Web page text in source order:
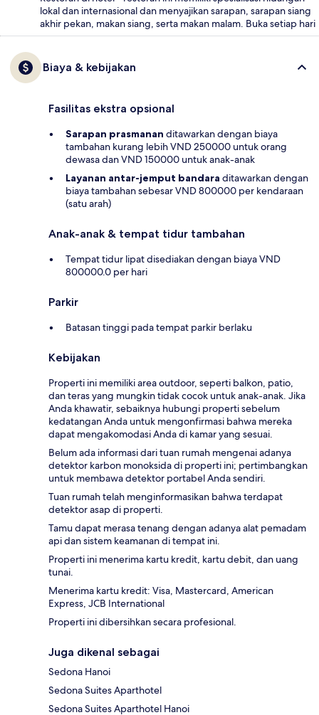
lokal dan internasional dan menyajikan sarapan, sarapan siang
akhir pekan, makan siang, serta makan malam. Buka setiap hari
Biaya & kebijakan
Fasilitas ekstra opsional
Sarapan prasmanan ditawarkan dengan biaya
tambahan kurang lebih VND 250000 untuk orang
dewasa dan VND 150000 untuk anak-anak
Layanan antar-jemput bandara ditawarkan dengan
biaya tambahan sebesar VND 800000 per kendaraan
(satu arah)
Anak-anak & tempat tidur tambahan
Tempat tidur lipat disediakan dengan biaya VND
800000.0 per hari
Parkir
Batasan tinggi pada tempat parkir berlaku
Kebijakan
Properti ini memiliki area outdoor, seperti balkon, patio,
dan teras yang mungkin tidak cocok untuk anak-anak. Jika
Anda khawatir, sebaiknya hubungi properti sebelum
kedatangan Anda untuk mengonfirmasi bahwa mereka
dapat mengakomodasi Anda di kamar yang sesuai.
Belum ada informasi dari tuan rumah mengenai adanya
detektor karbon monoksida di properti ini; pertimbangkan
untuk membawa detektor portabel Anda sendiri.
Tuan rumah telah menginformasikan bahwa terdapat
detektor asap di properti.
Tamu dapat merasa tenang dengan adanya alat pemadam
api dan sistem keamanan di tempat ini.
Properti ini menerima kartu kredit, kartu debit, dan uang
tunai.
Menerima kartu kredit: Visa, Mastercard, American
Express, JCB International
Properti ini dibersihkan secara profesional.
Juga dikenal sebagai
Sedona Hanoi
Sedona Suites Aparthotel
Sedona Suites Aparthotel Hanoi